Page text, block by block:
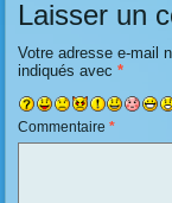
Laisser un
Votre adresse e-mail
indiqués avec*
Commentaire*